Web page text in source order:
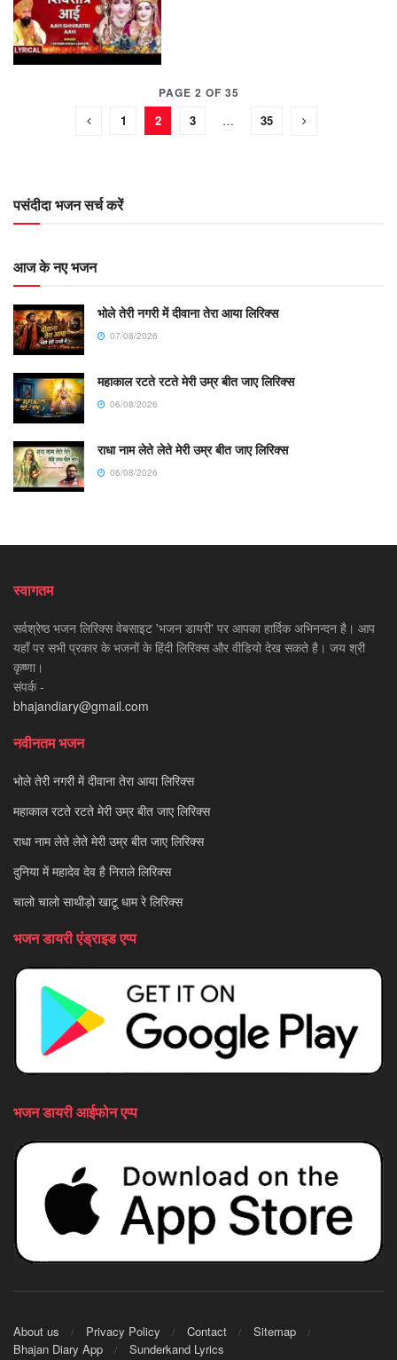
PAGE 2 OF 35
1 2 3 … 35
पसंदीदा भजन सर्च करें
आज के नए भजन
भोले तेरी नगरी में दीवाना तेरा आया लिरिक्स
07/08/2026
महाकाल रटते रटते मेरी उम्र बीत जाए लिरिक्स
06/08/2026
राधा नाम लेते लेते मेरी उम्र बीत जाए लिरिक्स
06/08/2026
स्वागतम
सर्वश्रेष्ठ भजन लिरिक्स वेबसाइट 'भजन डायरी' पर आपका हार्दिक अभिनन्दन है। आप
यहाँ पर सभी प्रकार के भजनों के हिंदी लिरिक्स और वीडियो देख सकते है। जय श्री
कृष्णा।
संपर्क -
bhajandiary@gmail.com
नवीनतम भजन
भोले तेरी नगरी में दीवाना तेरा आया लिरिक्स
महाकाल रटते रटते मेरी उम्र बीत जाए लिरिक्स
राधा नाम लेते लेते मेरी उम्र बीत जाए लिरिक्स
दुनिया में महादेव देव है निराले लिरिक्स
चालो चालो साथीड़ो खाटू धाम रे लिरिक्स
भजन डायरी एंड्राइड एप्प
भजन डायरी आईफोन एप्प
About us Privacy Policy Contact
Sitemap
Bhajan Diary App
Sunderkand Lyrics